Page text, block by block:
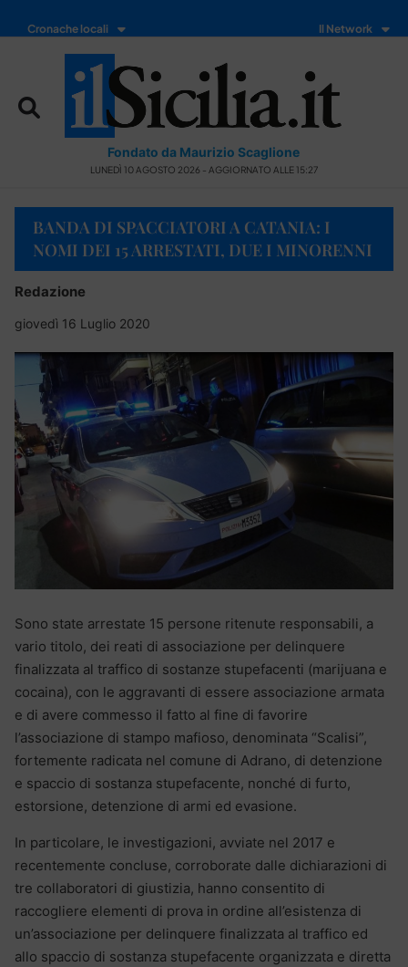
Cronache locali Il Network
Fondato da Maurizio Scaglione
LUNEDÌ 10 AGOSTO 2026 - AGGIORNATO ALLE 15:27
BANDA DI SPACCIATORI A CATANIA: I
NOMI DEI 15 ARRESTATI, DUE I MINORENNI
Redazione
giovedì 16 Luglio 2020
Sono state arrestate 15 persone ritenute responsabili, a
vario titolo, dei reati di associazione per delinquere
finalizzata al traffico di sostanze stupefacenti (marijuana e
cocaina), con le aggravanti di essere associazione armata
e di avere commesso il fatto al fine di favorire
l’associazione di stampo mafioso, denominata “Scalisi”,
fortemente radicata nel comune di Adrano, di detenzione
e spaccio di sostanza stupefacente, nonché di furto,
estorsione, detenzione di armi ed evasione.
In particolare, le investigazioni, avviate nel 2017 e
recentemente concluse, corroborate dalle dichiarazioni di
tre collaboratori di giustizia, hanno consentito di
raccogliere elementi di prova in ordine all’esistenza di
un’associazione per delinquere finalizzata al traffico ed
allo spaccio di sostanza stupefacente organizzata e diretta